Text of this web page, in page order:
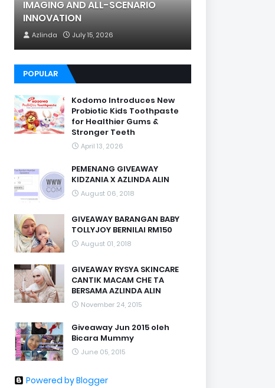
IMAGING AND ALL-SCENARIO
INNOVATION
Azlinda July 15, 2026
POPULAR
Kodomo Introduces New
Probiotic Kids Toothpaste
for Healthier Gums &
Stronger Teeth
April 13, 2026
PEMENANG GIVEAWAY
KIDZANIA X AZLINDA ALIN
August 06, 2018
GIVEAWAY BARANGAN BABY
TOLLYJOY BERNILAI RM150
August 01, 2018
GIVEAWAY RYSYA SKINCARE
CANTIK MACAM CHE TA
BERSAMA AZLINDA ALIN
November 24, 2015
Giveaway Jun 2015 oleh
Bicara Mummy
June 05, 2015
Powered by Blogger